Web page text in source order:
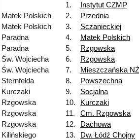
1.
Instytut CZMP
Matek Polskich
2. Przednia
Matek Polskich
3. Sczanieckiej
Paradna
4. Matek Polskich
Paradna
5. Rzgowska
Św. Wojciecha
6. Rzgowska
Św. Wojciecha
7. Mieszczańska NŻ
Sternfelda
8. Powszechna
Kurczaki
9. Socjalna
Rzgowska
10. Kurczaki
Rzgowska
11. Cm. Rzgowska
Rzgowska
12. Dachowa
Kilińskiego
13. Dw. Łódź Chojny